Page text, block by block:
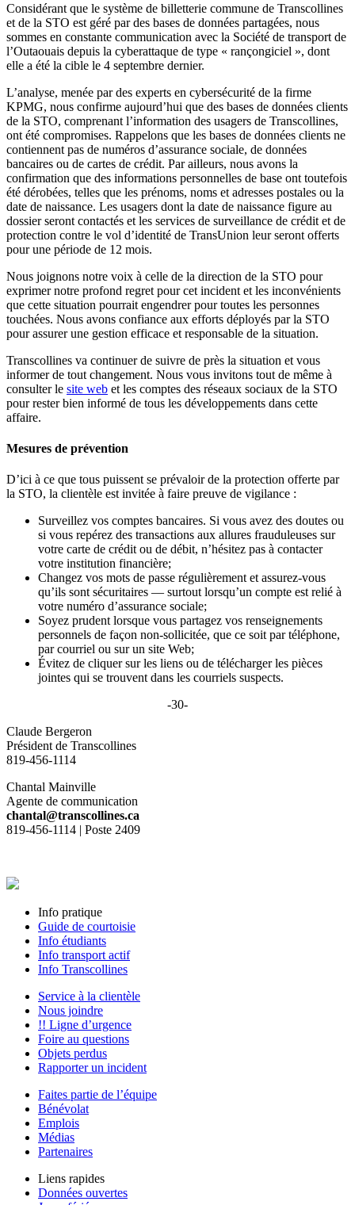
Considérant que le système de billetterie commune de Transcollines
et de la STO est géré par des bases de données partagées, nous
sommes en constante communication avec la Société de transport de
l’Outaouais depuis la cyberattaque de type « rançongiciel », dont
elle a été la cible le 4 septembre dernier.
L’analyse, menée par des experts en cybersécurité de la firme
KPMG, nous confirme aujourd’hui que des bases de données clients
de la STO, comprenant l’information des usagers de Transcollines,
ont été compromises. Rappelons que les bases de données clients ne
contiennent pas de numéros d’assurance sociale, de données
bancaires ou de cartes de crédit. Par ailleurs, nous avons la
confirmation que des informations personnelles de base ont toutefois
été dérobées, telles que les prénoms, noms et adresses postales ou la
date de naissance. Les usagers dont la date de naissance figure au
dossier seront contactés et les services de surveillance de crédit et de
protection contre le vol d’identité de TransUnion leur seront offerts
pour une période de 12 mois.
Nous joignons notre voix à celle de la direction de la STO pour
exprimer notre profond regret pour cet incident et les inconvénients
que cette situation pourrait engendrer pour toutes les personnes
touchées. Nous avons confiance aux efforts déployés par la STO
pour assurer une gestion efficace et responsable de la situation.
Transcollines va continuer de suivre de près la situation et vous
informer de tout changement. Nous vous invitons tout de même à
consulter le site web et les comptes des réseaux sociaux de la STO
pour rester bien informé de tous les développements dans cette
affaire.
Mesures de prévention
D’ici à ce que tous puissent se prévaloir de la protection offerte par
la STO, la clientèle est invitée à faire preuve de vigilance :
Surveillez vos comptes bancaires. Si vous avez des doutes ou
si vous repérez des transactions aux allures frauduleuses sur
votre carte de crédit ou de débit, n’hésitez pas à contacter
votre institution financière;
Changez vos mots de passe régulièrement et assurez-vous
qu’ils sont sécuritaires — surtout lorsqu’un compte est relié à
votre numéro d’assurance sociale;
Soyez prudent lorsque vous partagez vos renseignements
personnels de façon non-sollicitée, que ce soit par téléphone,
par courriel ou sur un site Web;
Évitez de cliquer sur les liens ou de télécharger les pièces
jointes qui se trouvent dans les courriels suspects.
-30-
Claude Bergeron
Président de Transcollines
819-456-1114
Chantal Mainville
Agente de communication
chantal@transcollines.ca
819-456-1114 | Poste 2409
Info pratique
Guide de courtoisie
Info étudiants
Info transport actif
Info Transcollines
Service à la clientèle
Nous joindre
!! Ligne d’urgence
Foire au questions
Objets perdus
Rapporter un incident
Faites partie de l’équipe
Bénévolat
Emplois
Médias
Partenaires
Liens rapides
Données ouvertes